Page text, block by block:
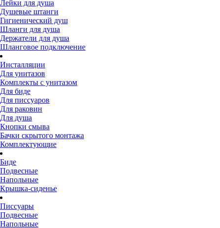
Лейки для душа
Душевые штанги
Гигиенический душ
Шланги для душа
Держатели для душа
Шланговое подключение
Инсталляции
Для унитазов
Комплекты с унитазом
Для биде
Для писсуаров
Для раковин
Для душа
Кнопки смыва
Бачки скрытого монтажа
Комплектующие
Биде
Подвесные
Напольные
Крышка-сиденье
Писсуары
Подвесные
Напольные